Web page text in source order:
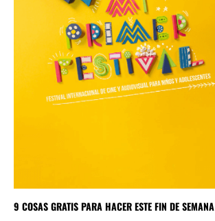
9 COSAS GRATIS PARA HACER ESTE FIN DE SEMANA